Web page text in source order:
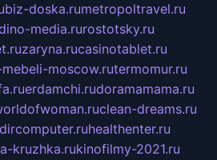
biz-doska.rumetropoltravel.ru
media.rurostotsky.ru
zaryna.rucasinotablet.ru
moscow.rutermomur.ru
erdamchi.rudoramamama.ru
clean-dreams.ru
dircomputer.ruhealthenter.ru
kruzhka.rukinofilmy-2021.ru